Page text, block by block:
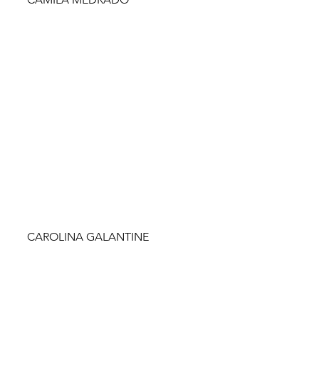
CAROLINA GALANTINE